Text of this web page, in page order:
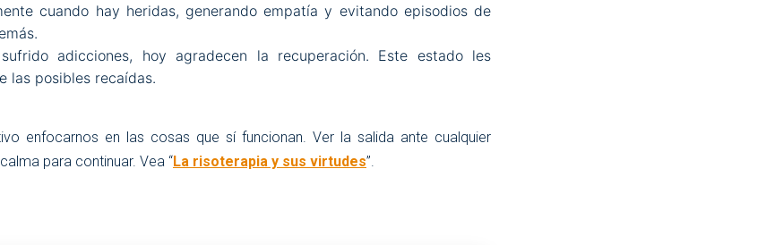
cuando hay heridas, generando empatía y evitando episodios de
adicciones, hoy agradecen la recuperación. Este estado les
las posibles recaídas.
enfocarnos en las cosas que sí funcionan. Ver la salida ante cualquier
para continuar. Vea “La risoterapia y sus virtudes”.